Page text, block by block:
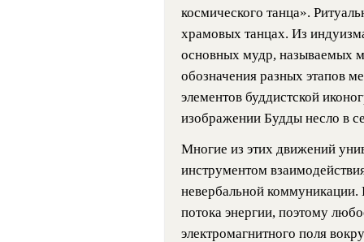
космического танца».
храмовых танцах. Из
основных мудр, называемых
обозначения разных этапов
элементов буддистской
изображении Будды несло в
Многие из этих движений
инструментом
невербальной
потока энергии, поэтому
электромагнитного поля